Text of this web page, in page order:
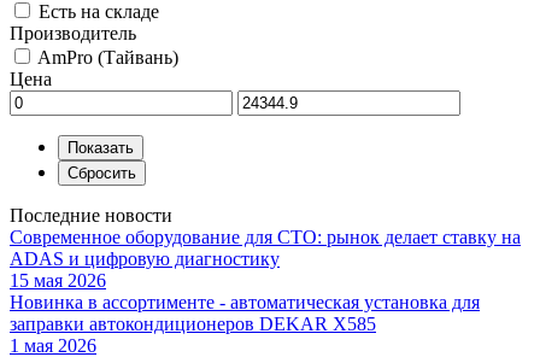
Есть на складе
Производитель
AmPro (Тайвань)
Цена
Последние новости
Современное оборудование для СТО: рынок делает ставку на
ADAS и цифровую диагностику
15 мая 2026
Новинка в ассортименте - автоматическая установка для
заправки автокондиционеров DEKAR X585
1 мая 2026